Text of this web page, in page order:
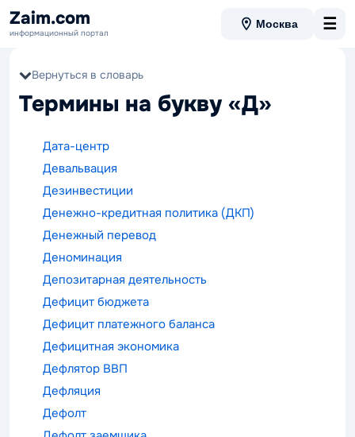
Zaim.com
информационный портал
Москва ☰
Вернуться в словарь
Термины на букву «Д»
Дата-центр
Девальвация
Дезинвестиции
Денежно-кредитная политика (ДКП)
Денежный перевод
Деноминация
Депозитарная деятельность
Дефицит бюджета
Дефицит платежного баланса
Дефицитная экономика
Дефлятор ВВП
Дефляция
Дефолт